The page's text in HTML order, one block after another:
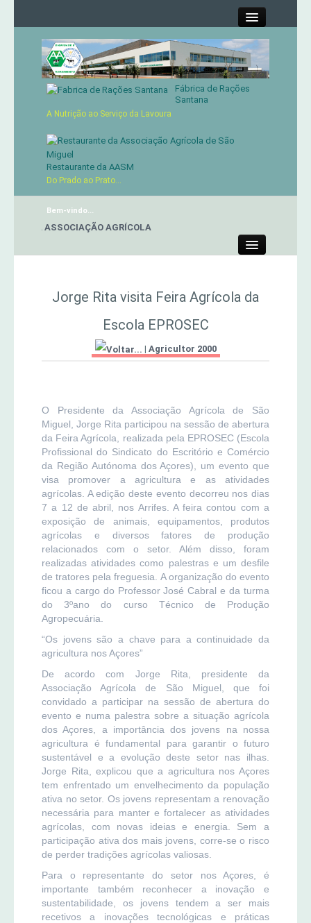
Contactos
Serviços
Concursos Micaelenses
Jornal Agricultor 2000
Fábrica de Rações
Santana
A Nutrição ao Serviço da Lavoura
Restaurante da AASM
Do Prado ao Prato...
Bem-vindo...
DA ASSOCIAÇÃO AGRÍCOLA
MERCADO AGRÍCOLA DE SANTANA
Jorge Rita visita Feira Agrícola da
Escola EPROSEC
| Agricultor 2000
O Presidente da Associação Agrícola de São
Miguel, Jorge Rita participou na sessão de abertura
da Feira Agrícola, realizada pela EPROSEC (Escola
Profissional do Sindicato do Escritório e Comércio
da Região Autónoma dos Açores), um evento que
visa promover a agricultura e as atividades
agrícolas. A edição deste evento decorreu nos dias
7 a 12 de abril, nos Arrifes. A feira contou com a
exposição de animais, equipamentos, produtos
agrícolas e diversos fatores de produção
relacionados com o setor. Além disso, foram
realizadas atividades como palestras e um desfile
de tratores pela freguesia. A organização do evento
ficou a cargo do Professor José Cabral e da turma
do 3ºano do curso Técnico de Produção
Agropecuária.
“Os jovens são a chave para a continuidade da
agricultura nos Açores”
De acordo com Jorge Rita, presidente da
Associação Agrícola de São Miguel, que foi
convidado a participar na sessão de abertura do
evento e numa palestra sobre a situação agrícola
dos Açores, a importância dos jovens na nossa
agricultura é fundamental para garantir o futuro
sustentável e a evolução deste setor nas ilhas.
Jorge Rita, explicou que a agricultura nos Açores
tem enfrentado um envelhecimento da população
ativa no setor. Os jovens representam a renovação
necessária para manter e fortalecer as atividades
agrícolas, com novas ideias e energia. Sem a
participação ativa dos mais jovens, corre-se o risco
de perder tradições agrícolas valiosas.
Para o representante do setor nos Açores, é
importante também reconhecer a inovação e
sustentabilidade, os jovens tendem a ser mais
recetivos a inovações tecnológicas e práticas